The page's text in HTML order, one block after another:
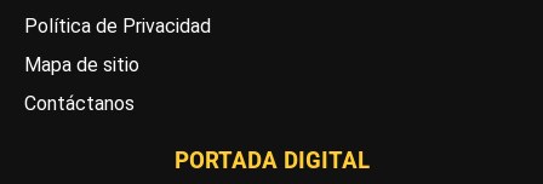
Política de Privacidad
Mapa de sitio
Contáctanos
PORTADA DIGITAL